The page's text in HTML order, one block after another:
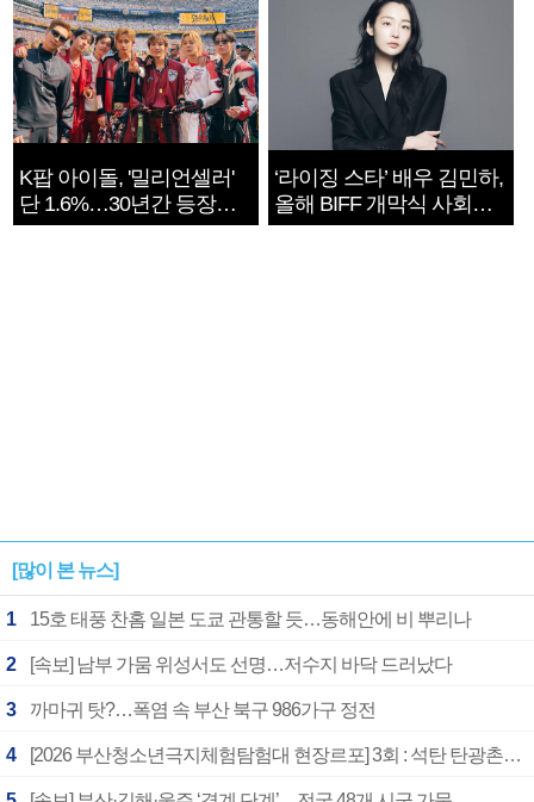
K팝 아이돌, '밀리언셀러'
단 1.6%…30년간 등장
1182개팀 전수조사
‘라이징 스타’ 배우 김민하,
올해 BIFF 개막식 사회자
확정
[많이 본 뉴스]
1 15호 태풍 찬홈 일본 도쿄 관통할 듯…동해안에 비 뿌리나
2 [속보] 남부 가뭄 위성서도 선명…저수지 바닥 드러났다
3 까마귀 탓?…폭염 속 부산 북구 986가구 정전
4 [2026 부산청소년극지체험탐험대 현장르포] 3회 : 석탄 탄광촌에서 북극 연구의 중심지로